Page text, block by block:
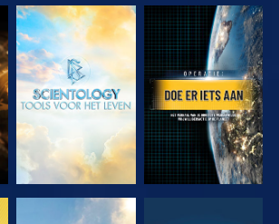
VERKEN DE
SERIE
KIJK